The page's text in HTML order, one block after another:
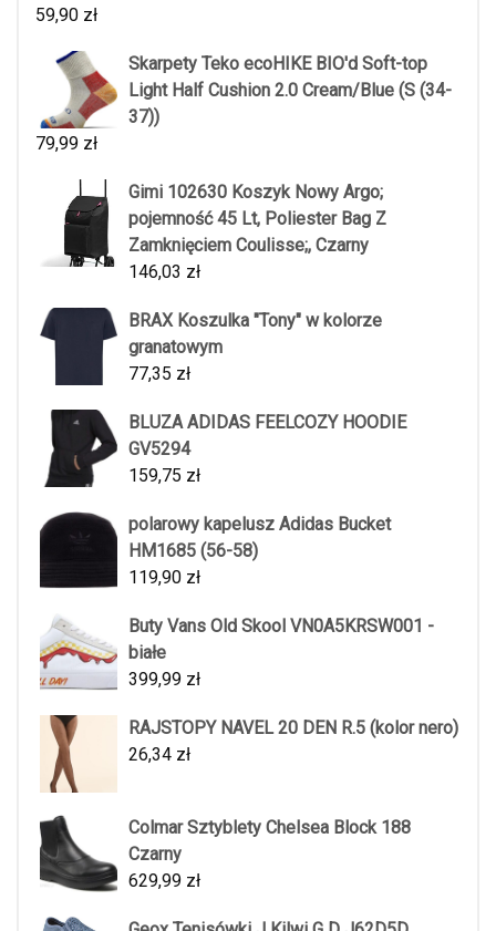
59,90 zł
Skarpety Teko ecoHIKE BIO'd Soft-top
Light Half Cushion 2.0 Cream/Blue (S (34-
37))
79,99 zł
Gimi 102630 Koszyk Nowy Argo;
pojemność 45 Lt, Poliester Bag Z
Zamknięciem Coulisse;, Czarny
146,03 zł
BRAX Koszulka "Tony" w kolorze
granatowym
77,35 zł
BLUZA ADIDAS FEELCOZY HOODIE
GV5294
159,75 zł
polarowy kapelusz Adidas Bucket
HM1685 (56-58)
119,90 zł
Buty Vans Old Skool VN0A5KRSW001 -
białe
399,99 zł
RAJSTOPY NAVEL 20 DEN R.5 (kolor nero)
26,34 zł
Colmar Sztyblety Chelsea Block 188
Czarny
629,99 zł